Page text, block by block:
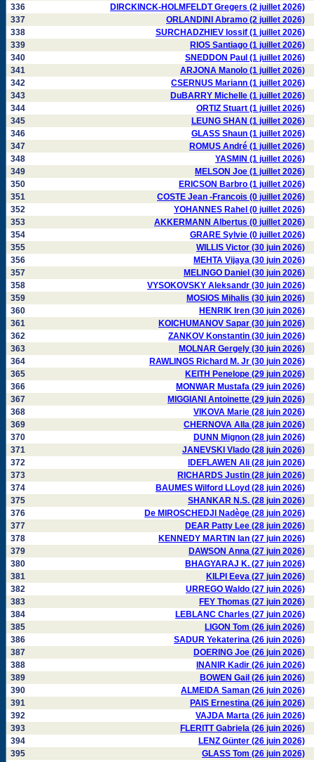
336
DIRCKINCK-HOLMFELDT Gregers (2 juillet 2026)
337
ORLANDINI Abramo (2 juillet 2026)
338
SURCHADZHIEV Iossif (1 juillet 2026)
339
RIOS Santiago (1 juillet 2026)
340
SNEDDON Paul (1 juillet 2026)
341
ARJONA Manolo (1 juillet 2026)
342
CSERNUS Mariann (1 juillet 2026)
343
DuBARRY Michelle (1 juillet 2026)
344
ORTIZ Stuart (1 juillet 2026)
345
LEUNG SHAN (1 juillet 2026)
346
GLASS Shaun (1 juillet 2026)
347
ROMUS André (1 juillet 2026)
348
YASMIN (1 juillet 2026)
349
MELSON Joe (1 juillet 2026)
350
ERICSON Barbro (1 juillet 2026)
351
COSTE Jean -Francois (0 juillet 2026)
352
YOHANNES Rahel (0 juillet 2026)
353
AKKERMANN Albertus (0 juillet 2026)
354
GRARE Sylvie (0 juillet 2026)
355
WILLIS Victor (30 juin 2026)
356
MEHTA Vijaya (30 juin 2026)
357
MELINGO Daniel (30 juin 2026)
358
VYSOKOVSKY Aleksandr (30 juin 2026)
359
MOSIOS Mihalis (30 juin 2026)
360
HENRIK Iren (30 juin 2026)
361
KOICHUMANOV Sapar (30 juin 2026)
362
ZANKOV Konstantin (30 juin 2026)
363
MOLNAR Gergely (30 juin 2026)
364
RAWLINGS Richard M. Jr (30 juin 2026)
365
KEITH Penelope (29 juin 2026)
366
MONWAR Mustafa (29 juin 2026)
367
MIGGIANI Antoinette (29 juin 2026)
368
VIKOVA Marie (28 juin 2026)
369
CHERNOVA Alla (28 juin 2026)
370
DUNN Mignon (28 juin 2026)
371
JANEVSKI Vlado (28 juin 2026)
372
IDEFLAWEN Ali (28 juin 2026)
373
RICHARDS Justin (28 juin 2026)
374
BAUMES Wilford LLoyd (28 juin 2026)
375
SHANKAR N.S. (28 juin 2026)
376
De MIROSCHEDJI Nadège (28 juin 2026)
377
DEAR Patty Lee (28 juin 2026)
378
KENNEDY MARTIN Ian (27 juin 2026)
379
DAWSON Anna (27 juin 2026)
380
BHAGYARAJ K. (27 juin 2026)
381
KILPI Eeva (27 juin 2026)
382
URREGO Waldo (27 juin 2026)
383
FEY Thomas (27 juin 2026)
384
LEBLANC Charles (27 juin 2026)
385
LIGON Tom (26 juin 2026)
386
SADUR Yekaterina (26 juin 2026)
387
DOERING Joe (26 juin 2026)
388
INANIR Kadir (26 juin 2026)
389
BOWEN Gail (26 juin 2026)
390
ALMEIDA Saman (26 juin 2026)
391
PAIS Ernestina (26 juin 2026)
392
VAJDA Marta (26 juin 2026)
393
FLERITT Gabriela (26 juin 2026)
394
LENZ Günter (26 juin 2026)
395
GLASS Tom (26 juin 2026)